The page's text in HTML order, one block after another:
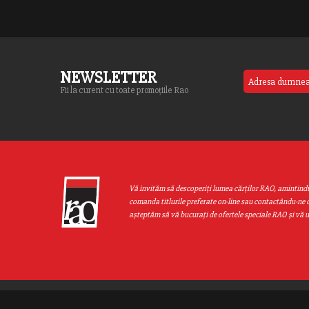
NEWSLETTER
Fii la curent cu toate promoțiile Rao
Vă invităm să descoperiţi lumea cărţilor RAO,
comanda titlurile preferate on-line sau contactându-ne
aşteptăm să vă bucuraţi de ofertele speciale RAO şi vă